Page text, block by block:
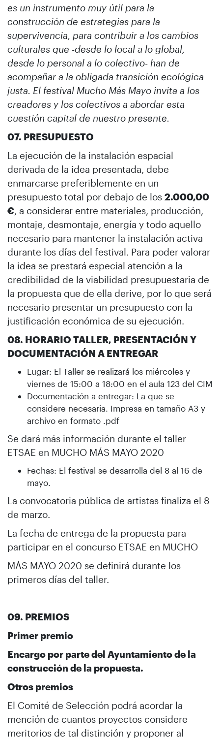
es un instrumento muy útil para la
construcción de estrategias para la
supervivencia, para contribuir a los cambios
culturales que -desde lo local a lo global,
desde lo personal a lo colectivo- han de
acompañar a la obligada transición ecológica
justa. El festival Mucho Más Mayo invita a los
creadores y los colectivos a abordar esta
cuestión capital de nuestro presente.
07. PRESUPUESTO
La ejecución de la instalación espacial
derivada de la idea presentada, debe
enmarcarse preferiblemente en un
presupuesto total por debajo de los 2.000,00
€, a considerar entre materiales, producción,
montaje, desmontaje, energía y todo aquello
necesario para mantener la instalación activa
durante los días del festival. Para poder valorar
la idea se prestará especial atención a la
credibilidad de la viabilidad presupuestaria de
la propuesta que de ella derive, por lo que será
necesario presentar un presupuesto con la
justificación económica de su ejecución.
08. HORARIO TALLER, PRESENTACIÓN Y
DOCUMENTACIÓN A ENTREGAR
Lugar: El Taller se realizará los miércoles y
viernes de 15:00 a 18:00 en el aula 123 del CIM
Documentación a entregar: La que se
considere necesaria. Impresa en tamaño A3 y
archivo en formato .pdf
Se dará más información durante el taller
ETSAE en MUCHO MÁS MAYO 2020
Fechas: El festival se desarrolla del 8 al 16 de
mayo.
La convocatoria pública de artistas finaliza el 8
de marzo.
La fecha de entrega de la propuesta para
participar en el concurso ETSAE en MUCHO
MÁS MAYO 2020 se definirá durante los
primeros días del taller.
09. PREMIOS
Primer premio
Encargo por parte del Ayuntamiento de la
construcción de la propuesta.
Otros premios
El Comité de Selección podrá acordar la
mención de cuantos proyectos considere
meritorios de tal distinción y proponer al